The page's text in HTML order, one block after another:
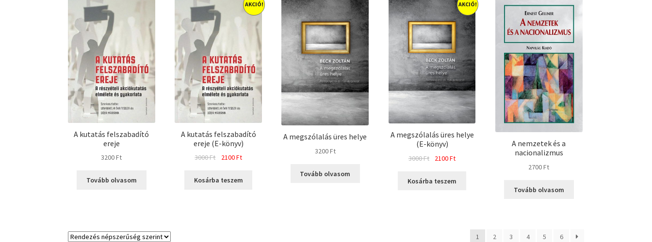
A kutatás felszabadító
ereje
3200Ft
Tovább olvasom
A kutatás felszabadító
ereje (E-könyv)
AKCIÓ!
3000Ft
Original
was:
2100FtCurrent
is:
Kosárba teszem
A megszólalás üres helye
3200Ft
Tovább olvasom
A megszólalás üres helye
(E-könyv)
AKCIÓ!
3000Ft
Original
was:
2100FtCurrent
is:
Kosárba teszem
A nemzetek és a
nacionalizmus
2700Ft
Tovább olvasom
1 2 3 4 5 6